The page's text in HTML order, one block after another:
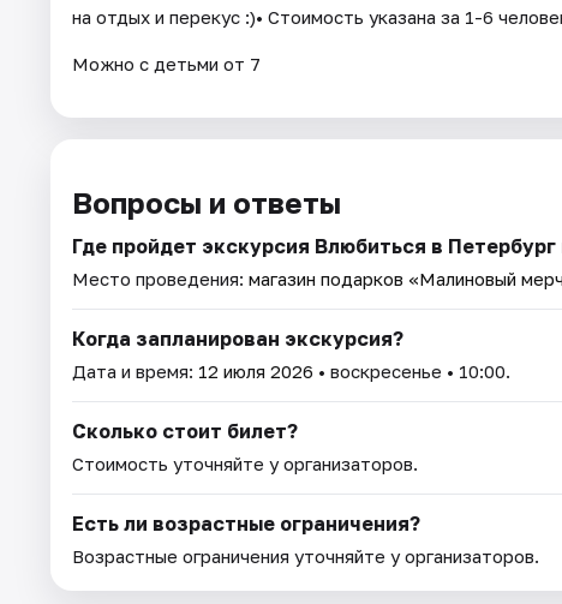
на отдых и перекус :)• Стоимость указана за 1-6
Можно с детьми от 7
Вопросы и ответы
Где пройдет экскурсия Влюбиться в
Место проведения: магазин подарков «Малиновый
Когда запланирован экскурсия?
Дата и время: 12 июля 2026 • воскресенье • 10:00.
Сколько стоит билет?
Стоимость уточняйте у организаторов.
Есть ли возрастные ограничения?
Возрастные ограничения уточняйте у организаторов.